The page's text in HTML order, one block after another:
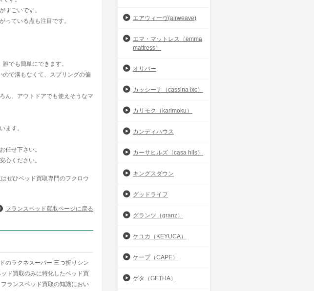
すごいです。
っている点も注目です。
でも簡単にできます。
で溝もなくて、スプリングの偏
ん、アウトドアでも使えそうなマ
ます。
任せ下さい。
心ください。
ぜひベッド買取専門のフクロウ
フランスベッド買取ページに戻る
のラクネスーパー 三つ折りシン
ド買取のみに特化したベッド買
ランスベッド買取の知識におい
エアウィーヴ(airweave)
エマ・マットレス（emma
mattress）
オリバー
カッシーナ（cassina ixc）
カリモク（karimoku）
カンディハウス
カーサヒルズ（casa hils）
キングスダウン
グッドライフ
グランツ（granz）
ケユカ（KEYUCA）
ケープ（CAPE）
ゲタ（GETHA）